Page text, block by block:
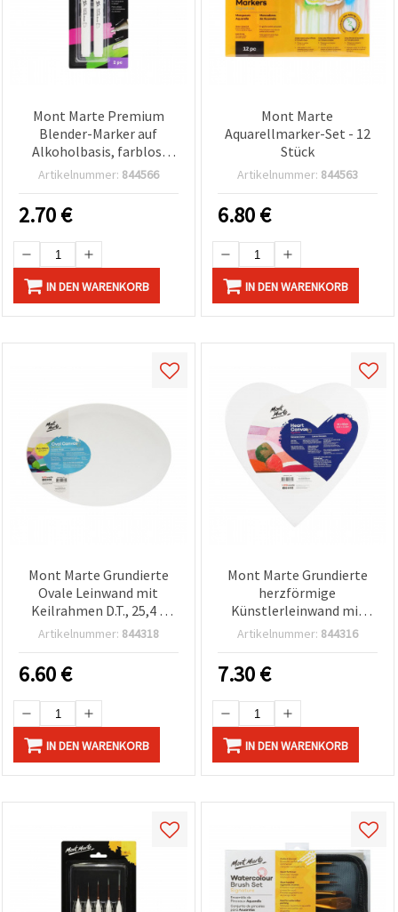
Mont Marte Premium
Blender-Marker auf
Alkoholbasis, farblos,
Doppelspitze,
Artikelnummer: 844566
2.70€
IN DEN WARENKORB
Mont Marte
Aquarellmarker-Set - 12
Stück
Artikelnummer: 844563
6.80€
IN DEN WARENKORB
Mont Marte Grundierte
Ovale Leinwand mit
Keilrahmen D.T., 25,4 x
35,6 cm
Artikelnummer: 844318
6.60€
IN DEN WARENKORB
Mont Marte Grundierte
herzförmige
Künstlerleinwand mit
Keilrahmen 30 x 30 cm
Artikelnummer: 844316
7.30€
IN DEN WARENKORB